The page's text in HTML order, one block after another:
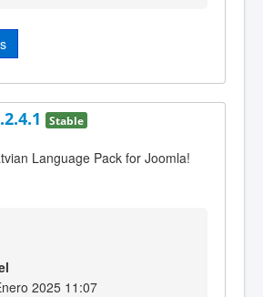
Stable
Language Pack for Joomla!
2025 11:07